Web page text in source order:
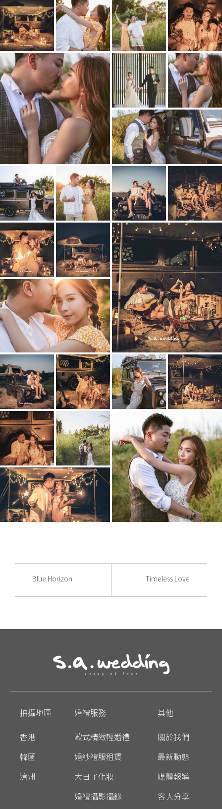
Blue Horizon Timeless Love
拍攝地區
香港
韓國
濟州
婚禮服務
歐式精緻輕婚禮
婚紗禮服租賃
大日子化妝
婚禮攝影攝錄
其他
關於我們
最新動態
媒體報導
客人分享